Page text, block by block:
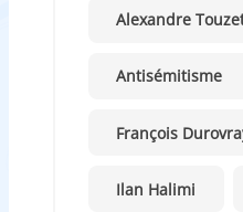
Alexandre
Antisémitisme
François
Ilan Halimi